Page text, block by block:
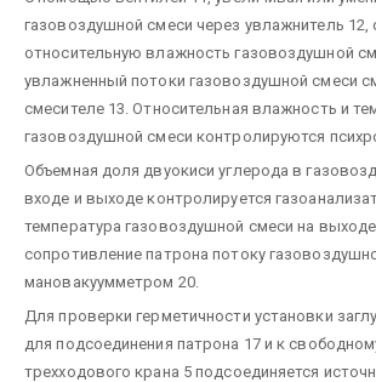
газовоздушной смеси через увлажнитель
относительную влажность газовоздушной
увлажненный потоки газовоздушной смеси
смесителе 13. Относительная влажность и
газовоздушной смеси контролируются
Объемная доля двуокиси углерода в
входе и выходе контролируется
температура газовоздушной смеси на
сопротивление патрона потоку
мановакуумметром 20.
Для проверки герметичности установки
для подсоединения патрона 17 и к
трехходового крана 5 подсоединяется